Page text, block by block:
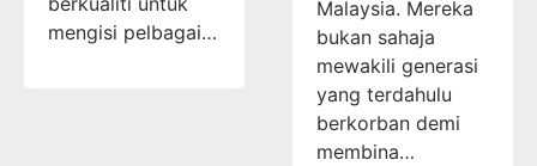
mengisi pelbagai…
Malaysia. Mereka
bukan sahaja
mewakili generasi
yang terdahulu
berkorban demi
membina…